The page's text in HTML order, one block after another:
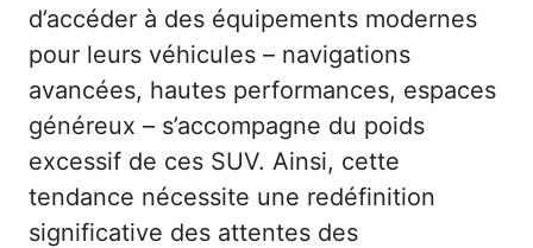
d’accéder à des équipements modernes
pour leurs véhicules – navigations
avancées, hautes performances, espaces
généreux – s’accompagne du poids
excessif de ces SUV. Ainsi, cette
tendance nécessite une redéfinition
significative des attentes des